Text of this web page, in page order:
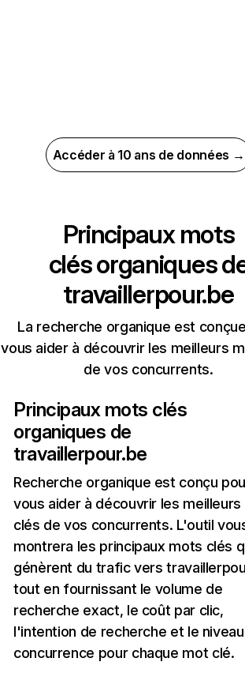
Accéder à 10 ans de données →
Principaux mots
clés organiques
travaillerpour.be
La recherche organique est
vous aider à découvrir les meilleurs
de vos concurrents.
Principaux mots clés
organiques de
travaillerpour.be
Recherche organique est conçu
vous aider à découvrir les
clés de vos concurrents. L'outil
montrera les principaux mots clés
génèrent du trafic vers
tout en fournissant le volume de
recherche exact, le coût par clic,
l'intention de recherche et le
concurrence pour chaque mot clé.